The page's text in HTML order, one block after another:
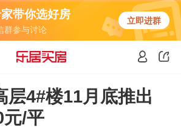
带你选好房
群参与讨论
立即进群
层4#楼11月底推出
元/平